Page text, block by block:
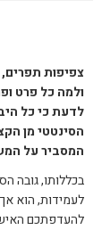
ולמה כל פרט
לדעת כי כל
הסינטטי מן
המסביר על
בכללותו, גובה
לעמידות, הוא
להעדפתכם